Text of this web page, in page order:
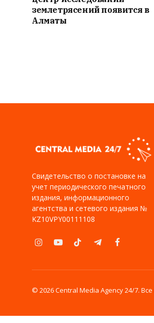
землетрясений появится в
Алматы
Свидетельство о постановке на
учет периодического печатного
издания, информационного
агентства и сетевого издания №
KZ10VPY00111108
InstagramYouTubeTikTokTelegramFacebook
© 2026 Central Media Agency 24/7.